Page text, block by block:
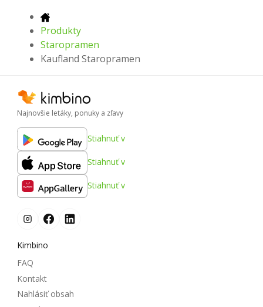
Produkty
Staropramen
Kaufland Staropramen
Najnovšie letáky, ponuky a zľavy
Stiahnuť v
Stiahnuť v
Stiahnuť v
Kimbino
FAQ
Kontakt
Nahlásiť obsah